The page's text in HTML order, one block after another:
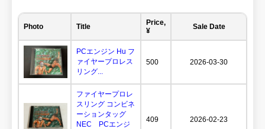
Photo Title
Price,
¥
Sale Date
PCエンジン Hu フ
ァイヤープロレス
リング...
500 2026-03-30
ファイヤープロレ
スリング コンビネ
ーションタッグ
NEC PCエンジ
409 2026-02-23